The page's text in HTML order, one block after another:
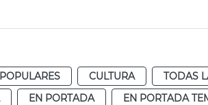
CULTURA
TODAS
EN PORTADA
EN PORTADA